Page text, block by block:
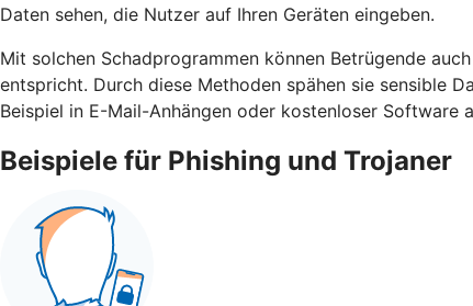
Daten sehen, die Nutzer auf Ihren Geräten eingeben.
Mit solchen Schadprogrammen können Betrügende
entspricht. Durch diese Methoden spähen sie sensible
Beispiel in E-Mail-Anhängen oder kostenloser Software
Beispiele für Phishing und Trojaner